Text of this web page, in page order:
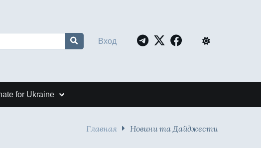
Вход
for Ukraine
Главная Новини та Дайджести